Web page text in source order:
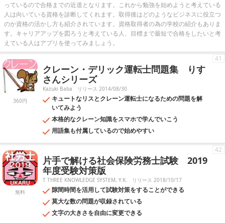
っているので合格までの近道となります。これから勉強を始めようと考えている
人は向いている資格を診断してくれます。取得後はどのようなビジネスに役立つ
のか資格の活かし方も紹介されています。資格取得者の為の学校の紹介もありま
す。キャリアアップを図ろうと考えている人、目標まで最短で合格をしたいと考
えている人はアプリを使ってみましょう。
360円
クレーン・デリック運転士問題集 りす
さんシリーズ
Kazuki Baba リリース 2014/08/30
キュートなリスとクレーン運転士になるための問題を解
いてみよう
本格的なクレーン知識をスマホで学んでいこう
用語集も付属しているので始めやすい
41
無料
片手で解ける社会保険労務士試験 2019
年度受験対策版
T THREE KNOWLEDGE SYSTEM, Y.K. リリース 2018/10/17
隙間時間を活用して試験対策をすることができる
莫大な数の問題が収録されている
文字の大きさを自由に変更できる
42